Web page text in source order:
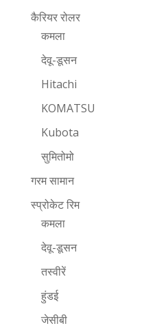
कैरियर रोलर
कमला
देवू-डूसन
Hitachi
KOMATSU
Kubota
सुमितोमो
गरम सामान
स्प्रोकेट रिम
कमला
देवू-डूसन
तस्वीरें
हुंडई
जेसीबी